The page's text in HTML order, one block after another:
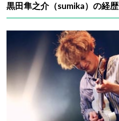
黒田隼之介（sumika）の経歴